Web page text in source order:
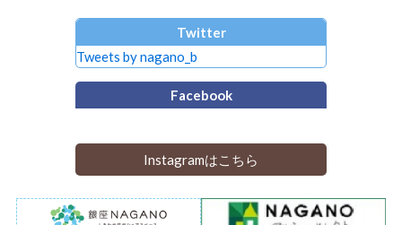
Twitter
Tweets by nagano_b
Facebook
Instagramはこちら